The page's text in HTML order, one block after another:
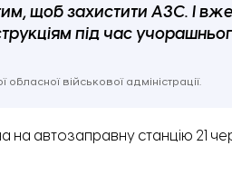
щоб захистити АЗС. І
під час
військової адміністрації.
на автозаправну станцію 21